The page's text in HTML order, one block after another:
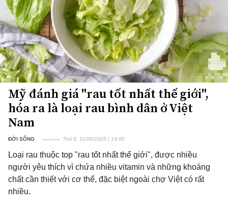
Mỹ đánh giá "rau tốt nhất thế giới",
hóa ra là loại rau bình dân ở Việt
Nam
ĐỜI SỐNG Thứ 5, 11/09/2025 | 14:00
Loại rau thuộc top "rau tốt nhất thế giới", được nhiều
người yêu thích vì chứa nhiều vitamin và những khoáng
chất cần thiết với cơ thể, đặc biệt ngoài chợ Việt có rất
nhiều.